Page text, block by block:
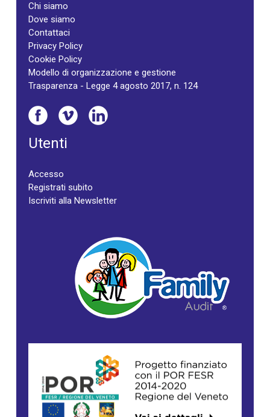
Chi siamo
Dove siamo
Contattaci
Privacy Policy
Cookie Policy
Modello di organizzazione e gestione
Trasparenza - Legge 4 agosto 2017, n. 124
Utenti
Accesso
Registrati subito
Iscriviti alla Newsletter